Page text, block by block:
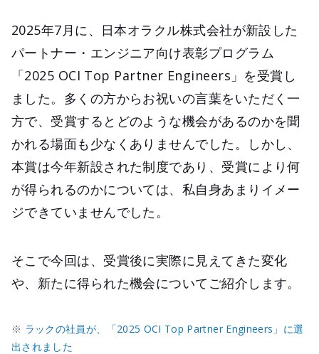
2025年7月に、日本オラクル株式会社が新設した
パートナー・エンジニア向け表彰プログラム
「2025 OCI Top Partner Engineers」を受賞し
ました。多くの方からお祝いの言葉をいただく一
方で、受賞するとどのような機会があるのかを聞
かれる場面も少なくありませんでした。しかし、
本賞は今年新設された制度であり、受賞により何
が得られるのかについては、私自身あまりイメー
ジできていませんでした。
そこで今回は、受賞後に実際に見えてきた変化
や、新たに得られた機会についてご紹介します。
※ ラックの社員が、「2025 OCI Top Partner Engineers」に選
出されました